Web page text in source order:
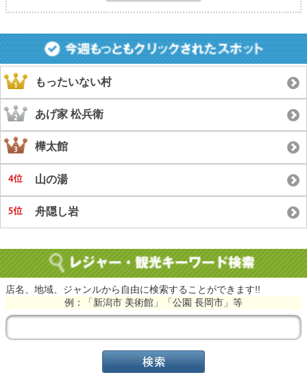
もったいない村
あげ家 松兵衛
樺太館
山の湯
舟隠し岩
店名、地域、ジャンルから自由に検索することができます!!
例：「新潟市 美術館」「公園 長岡市」等